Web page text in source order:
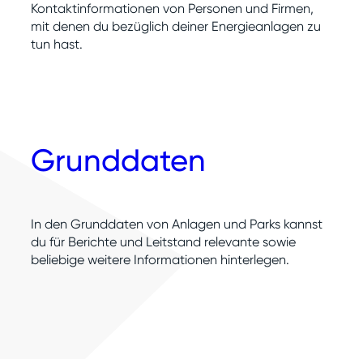
Kontaktinformationen von Personen und Firmen,
mit denen du bezüglich deiner Energieanlagen zu
tun hast.
Grunddaten
In den Grunddaten von Anlagen und Parks kannst
du für Berichte und Leitstand relevante sowie
beliebige weitere Informationen hinterlegen.